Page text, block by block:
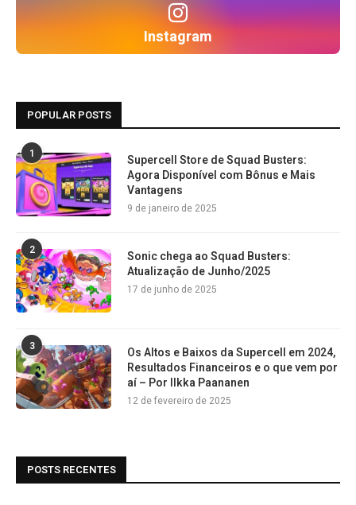
Instagram
POPULAR POSTS
1
Supercell Store de Squad Busters:
Agora Disponível com Bônus e Mais
Vantagens
9 de janeiro de 2025
2
Sonic chega ao Squad Busters:
Atualização de Junho/2025
17 de junho de 2025
3
Os Altos e Baixos da Supercell em 2024,
Resultados Financeiros e o que vem por
aí – Por Ilkka Paananen
12 de fevereiro de 2025
POSTS RECENTES